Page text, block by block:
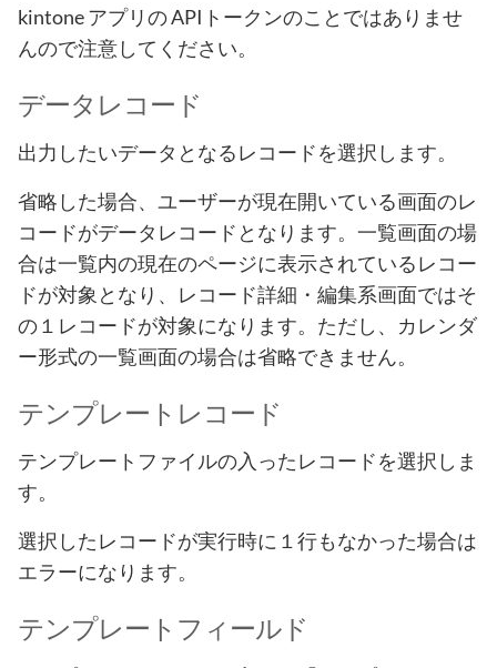
kintone アプリの APIトークンのことではありませ
んので注意してください。
データレコード
出力したいデータとなるレコードを選択します。
省略した場合、ユーザーが現在開いている画面のレ
コードがデータレコードとなります。一覧画面の場
合は一覧内の現在のページに表示されているレコー
ドが対象となり、レコード詳細・編集系画面ではそ
の１レコードが対象になります。ただし、カレンダ
ー形式の一覧画面の場合は省略できません。
テンプレートレコード
テンプレートファイルの入ったレコードを選択しま
す。
選択したレコードが実行時に１行もなかった場合は
エラーになります。
テンプレートフィールド